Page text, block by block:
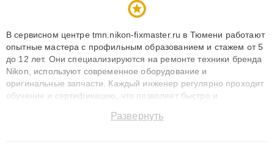
В сервисном центре tmn.nikon-fixmaster.ru в Тюмени работают
опытные мастера с профильным образованием и стажем от 5
до 12 лет. Они специализируются на ремонте техники бренда
Nikon, используют современное оборудование и
оригинальные запчасти. Каждый инженер регулярно проходит
обучение и сертификацию, что позволяет быстро и
сохранением гарантии до 3 лет. Наши мастера решают
Развернуть